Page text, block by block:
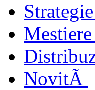
NovitÃ